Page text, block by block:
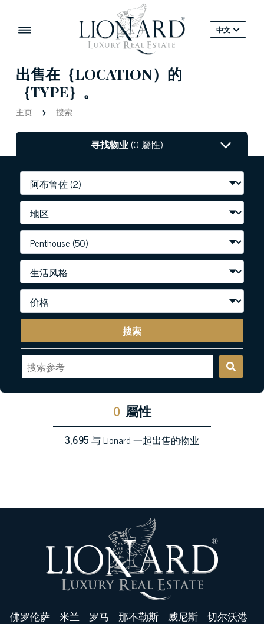
中文
出售在｛LOCATION）的
｛TYPE｝。
主页 搜索
寻找物业(0 屬性)
搜索
0 屬性
3,695与 Lionard 一起出售的物业
佛罗伦萨-米兰 - 罗马 -那不勒斯- 威尼斯-切尔沃港 -